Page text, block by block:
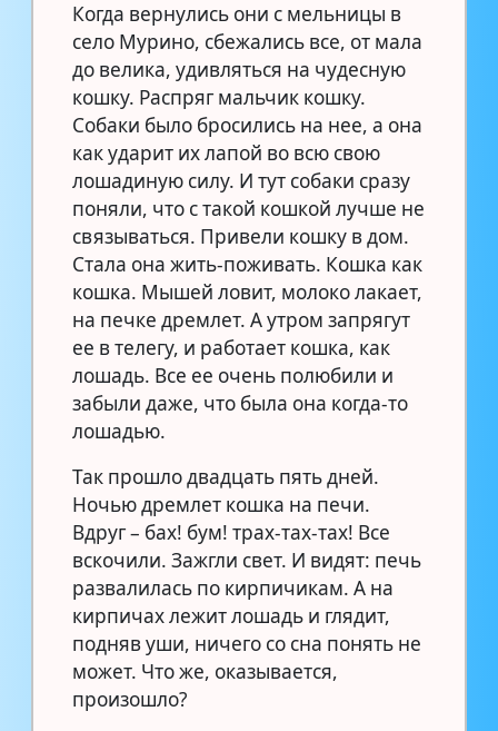
Когда вернулись они с мельницы в
село Мурино, сбежались все, от мала
до велика, удивляться на чудесную
кошку. Распряг мальчик кошку.
Собаки было бросились на нее, а она
как ударит их лапой во всю свою
лошадиную силу. И тут собаки сразу
поняли, что с такой кошкой лучше не
связываться. Привели кошку в дом.
Стала она жить-поживать. Кошка как
кошка. Мышей ловит, молоко лакает,
на печке дремлет. А утром запрягут
ее в телегу, и работает кошка, как
лошадь. Все ее очень полюбили и
забыли даже, что была она когда-то
лошадью.
Так прошло двадцать пять дней.
Ночью дремлет кошка на печи.
Вдруг – бах! бум! трах-тах-тах! Все
вскочили. Зажгли свет. И видят: печь
развалилась по кирпичикам. А на
кирпичах лежит лошадь и глядит,
подняв уши, ничего со сна понять не
может. Что же, оказывается,
произошло?